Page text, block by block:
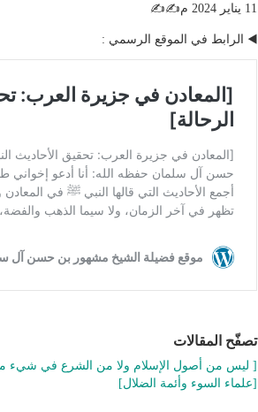
11 يناير 2024 م✍️✍️
◀️ الرابط في الموقع الرسمي :
تصفّح المقالات
[ ليس من أصول الإسلام ولا من الشرع في شيء
[علماء السوء وأئمة الضلال]